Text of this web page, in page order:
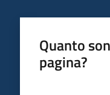
Quanto
pagina?